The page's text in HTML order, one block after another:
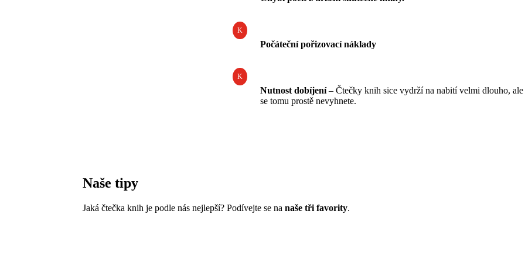
K
Počáteční pořizovací náklady
K
Nutnost dobíjení– Čtečky knih sice vydrží na nabití velmi dlouho, ale
se tomu prostě nevyhnete.
Naše tipy
Jaká čtečka knih je podle nás nejlepší? Podívejte se na naše tři favority.